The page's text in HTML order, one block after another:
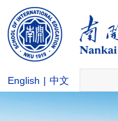
English | 中文